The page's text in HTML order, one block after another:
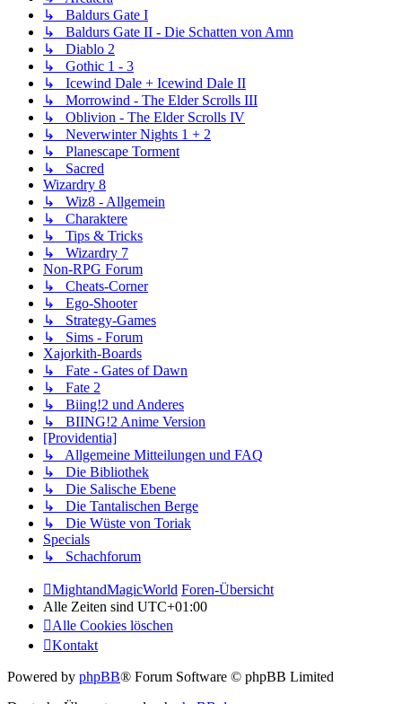
↳ Baldurs Gate I
↳ Baldurs Gate II - Die Schatten von Amn
↳ Diablo 2
↳ Gothic 1 - 3
↳ Icewind Dale + Icewind Dale II
↳ Morrowind - The Elder Scrolls III
↳ Oblivion - The Elder Scrolls IV
↳ Neverwinter Nights 1 + 2
↳ Planescape Torment
↳ Sacred
Wizardry 8
↳ Wiz8 - Allgemein
↳ Charaktere
↳ Tips & Tricks
↳ Wizardry 7
Non-RPG Forum
↳ Cheats-Corner
↳ Ego-Shooter
↳ Strategy-Games
↳ Sims - Forum
Xajorkith-Boards
↳ Fate - Gates of Dawn
↳ Fate 2
↳ Biing!2 und Anderes
↳ BIING!2 Anime Version
[Providentia]
↳ Allgemeine Mitteilungen und FAQ
↳ Die Bibliothek
↳ Die Salische Ebene
↳ Die Tantalischen Berge
↳ Die Wüste von Toriak
Specials
↳ Schachforum
MightandMagicWorld Foren-Übersicht
Alle Zeiten sind UTC+01:00
Alle Cookies löschen
Kontakt
Powered by phpBB® Forum Software © phpBB Limited